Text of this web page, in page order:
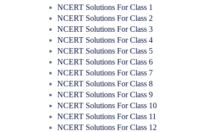
NCERT Solutions For Class 1
NCERT Solutions For Class 2
NCERT Solutions For Class 3
NCERT Solutions For Class 4
NCERT Solutions For Class 5
NCERT Solutions For Class 6
NCERT Solutions For Class 7
NCERT Solutions For Class 8
NCERT Solutions For Class 9
NCERT Solutions For Class 10
NCERT Solutions For Class 11
NCERT Solutions For Class 12